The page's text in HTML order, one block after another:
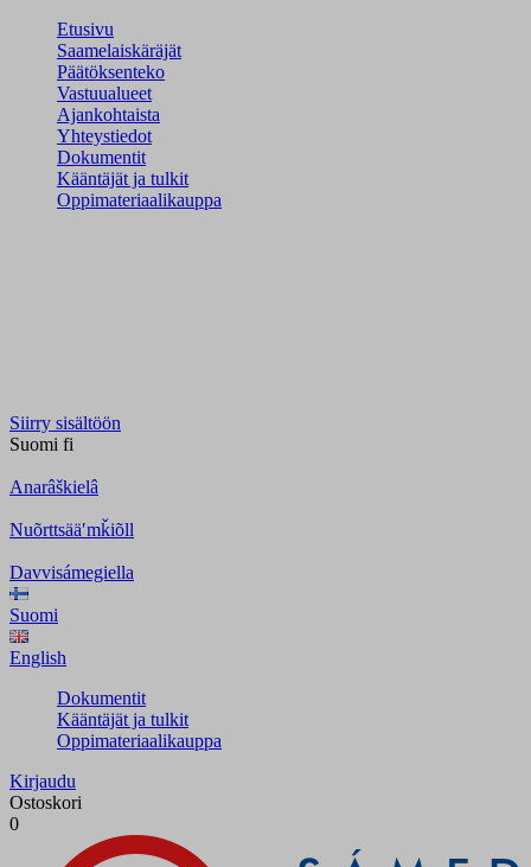
Etusivu
Saamelaiskäräjät
Päätöksenteko
Vastuualueet
Ajankohtaista
Yhteystiedot
Dokumentit
Kääntäjät ja tulkit
Oppimateriaalikauppa
Siirry sisältöön
Suomi fi
Anarâškielâ
Nuõrttsääʹmǩiõll
Davvisámegiella
Suomi
English
Dokumentit
Kääntäjät ja tulkit
Oppimateriaalikauppa
Kirjaudu
Ostoskori
0